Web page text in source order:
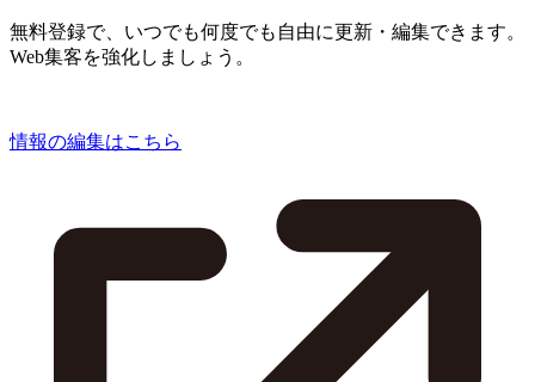
無料登録で、いつでも何度でも自由に更新・編集できます。
Web集客を強化しましょう。
情報の編集はこちら